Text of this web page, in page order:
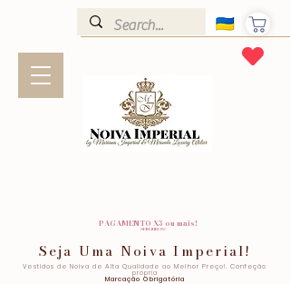
PAGAMENTO X3 ou mais!
SEM JUROS!
Seja Uma Noiva Imperial!
Vestidos de Noiva de Alta Qualidade ao Melhor Preço!. Confeção
própria
Marcação Obrigatória